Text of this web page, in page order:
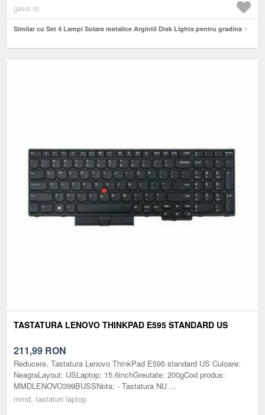
gave.ro
Similar cu Set 4 Lampi Solare metalice Argintii Disk Lights pentru gradina
TASTATURA LENOVO THINKPAD E595 STANDARD US
211,99 RON
Reducere. Tastatura Lenovo ThinkPad E595 standard US Culoare:
NeagraLayout: USLaptop: 15.6inchGreutate: 200gCod produs:
MMDLENOVO399BUSSNota: - Tastatura NU ...
mmd, tastaturi laptop